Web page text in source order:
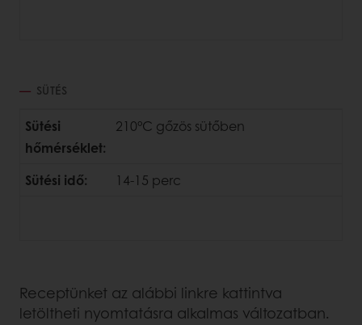
SÜTÉS
Sütési
hőmérséklet:
210°C gőzös sütőben
Sütési idő: 14-15 perc
Receptünket az alábbi linkre kattintva
letöltheti nyomtatásra alkalmas változatban.